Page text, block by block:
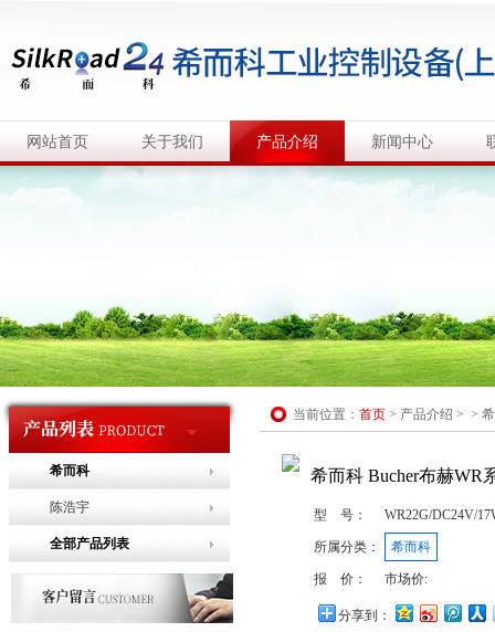
网站首页 关于我们 产品介绍 新闻中心
希而科
陈浩宇
全部产品列表
当前位置： 首页 > 产品介绍 > >
希而科 Bucher布赫WR
型 号： WR22G/DC24V/
所属分类： 希而科
报 价： 市场价:
分享到：